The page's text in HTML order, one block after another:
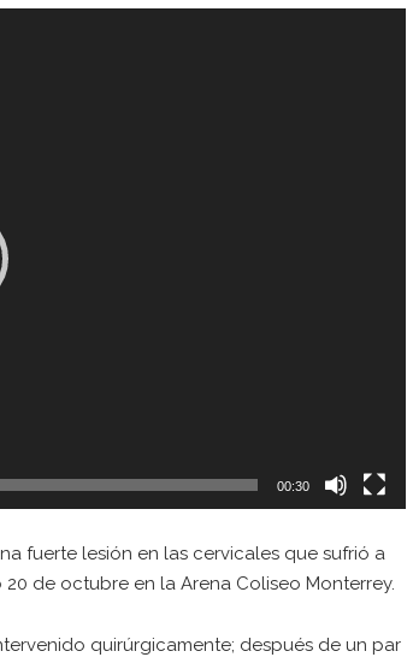
00:30
fuerte lesión en las cervicales que sufrió a
de octubre en la Arena Coliseo Monterrey.
quirúrgicamente; después de un par